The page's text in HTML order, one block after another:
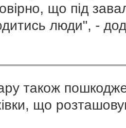
що під
люди", -
також
що